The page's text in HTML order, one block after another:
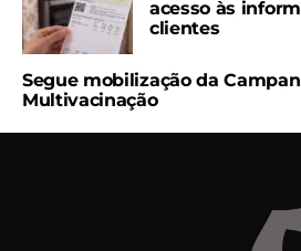
acesso às
clientes
Segue mobilização da
Multivacinação